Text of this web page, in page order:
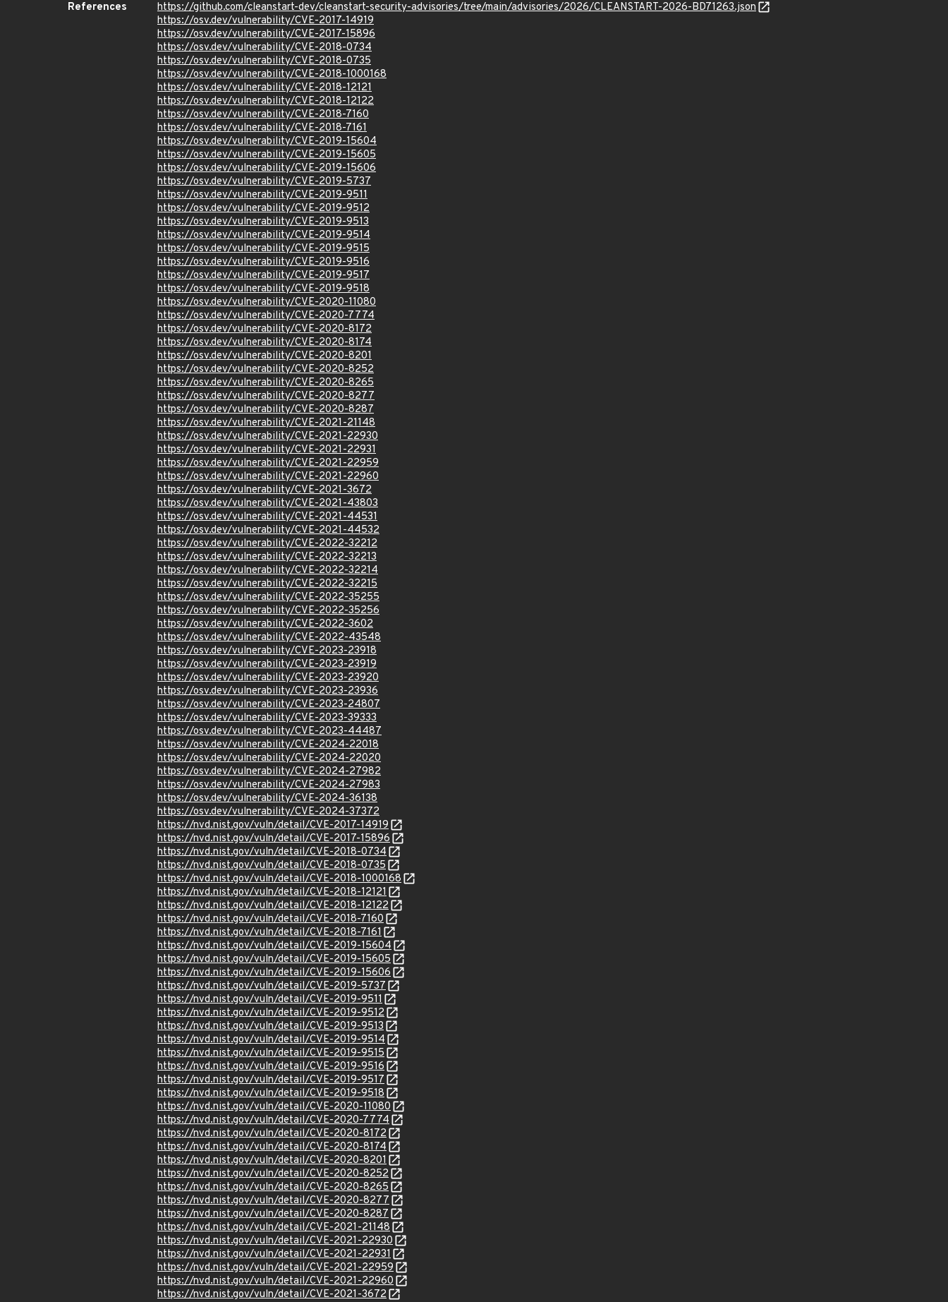
References
https://github.com/cleanstart-dev/cleanstart-security-advisories/tree/main/advisories/2026/CLEANSTART-2026-BD71263.json
https://osv.dev/vulnerability/CVE-2017-14919
https://osv.dev/vulnerability/CVE-2017-15896
https://osv.dev/vulnerability/CVE-2018-0734
https://osv.dev/vulnerability/CVE-2018-0735
https://osv.dev/vulnerability/CVE-2018-1000168
https://osv.dev/vulnerability/CVE-2018-12121
https://osv.dev/vulnerability/CVE-2018-12122
https://osv.dev/vulnerability/CVE-2018-7160
https://osv.dev/vulnerability/CVE-2018-7161
https://osv.dev/vulnerability/CVE-2019-15604
https://osv.dev/vulnerability/CVE-2019-15605
https://osv.dev/vulnerability/CVE-2019-15606
https://osv.dev/vulnerability/CVE-2019-5737
https://osv.dev/vulnerability/CVE-2019-9511
https://osv.dev/vulnerability/CVE-2019-9512
https://osv.dev/vulnerability/CVE-2019-9513
https://osv.dev/vulnerability/CVE-2019-9514
https://osv.dev/vulnerability/CVE-2019-9515
https://osv.dev/vulnerability/CVE-2019-9516
https://osv.dev/vulnerability/CVE-2019-9517
https://osv.dev/vulnerability/CVE-2019-9518
https://osv.dev/vulnerability/CVE-2020-11080
https://osv.dev/vulnerability/CVE-2020-7774
https://osv.dev/vulnerability/CVE-2020-8172
https://osv.dev/vulnerability/CVE-2020-8174
https://osv.dev/vulnerability/CVE-2020-8201
https://osv.dev/vulnerability/CVE-2020-8252
https://osv.dev/vulnerability/CVE-2020-8265
https://osv.dev/vulnerability/CVE-2020-8277
https://osv.dev/vulnerability/CVE-2020-8287
https://osv.dev/vulnerability/CVE-2021-21148
https://osv.dev/vulnerability/CVE-2021-22930
https://osv.dev/vulnerability/CVE-2021-22931
https://osv.dev/vulnerability/CVE-2021-22959
https://osv.dev/vulnerability/CVE-2021-22960
https://osv.dev/vulnerability/CVE-2021-3672
https://osv.dev/vulnerability/CVE-2021-43803
https://osv.dev/vulnerability/CVE-2021-44531
https://osv.dev/vulnerability/CVE-2021-44532
https://osv.dev/vulnerability/CVE-2022-32212
https://osv.dev/vulnerability/CVE-2022-32213
https://osv.dev/vulnerability/CVE-2022-32214
https://osv.dev/vulnerability/CVE-2022-32215
https://osv.dev/vulnerability/CVE-2022-35255
https://osv.dev/vulnerability/CVE-2022-35256
https://osv.dev/vulnerability/CVE-2022-3602
https://osv.dev/vulnerability/CVE-2022-43548
https://osv.dev/vulnerability/CVE-2023-23918
https://osv.dev/vulnerability/CVE-2023-23919
https://osv.dev/vulnerability/CVE-2023-23920
https://osv.dev/vulnerability/CVE-2023-23936
https://osv.dev/vulnerability/CVE-2023-24807
https://osv.dev/vulnerability/CVE-2023-39333
https://osv.dev/vulnerability/CVE-2023-44487
https://osv.dev/vulnerability/CVE-2024-22018
https://osv.dev/vulnerability/CVE-2024-22020
https://osv.dev/vulnerability/CVE-2024-27982
https://osv.dev/vulnerability/CVE-2024-27983
https://osv.dev/vulnerability/CVE-2024-36138
https://osv.dev/vulnerability/CVE-2024-37372
https://nvd.nist.gov/vuln/detail/CVE-2017-14919
https://nvd.nist.gov/vuln/detail/CVE-2017-15896
https://nvd.nist.gov/vuln/detail/CVE-2018-0734
https://nvd.nist.gov/vuln/detail/CVE-2018-0735
https://nvd.nist.gov/vuln/detail/CVE-2018-1000168
https://nvd.nist.gov/vuln/detail/CVE-2018-12121
https://nvd.nist.gov/vuln/detail/CVE-2018-12122
https://nvd.nist.gov/vuln/detail/CVE-2018-7160
https://nvd.nist.gov/vuln/detail/CVE-2018-7161
https://nvd.nist.gov/vuln/detail/CVE-2019-15604
https://nvd.nist.gov/vuln/detail/CVE-2019-15605
https://nvd.nist.gov/vuln/detail/CVE-2019-15606
https://nvd.nist.gov/vuln/detail/CVE-2019-5737
https://nvd.nist.gov/vuln/detail/CVE-2019-9511
https://nvd.nist.gov/vuln/detail/CVE-2019-9512
https://nvd.nist.gov/vuln/detail/CVE-2019-9513
https://nvd.nist.gov/vuln/detail/CVE-2019-9514
https://nvd.nist.gov/vuln/detail/CVE-2019-9515
https://nvd.nist.gov/vuln/detail/CVE-2019-9516
https://nvd.nist.gov/vuln/detail/CVE-2019-9517
https://nvd.nist.gov/vuln/detail/CVE-2019-9518
https://nvd.nist.gov/vuln/detail/CVE-2020-11080
https://nvd.nist.gov/vuln/detail/CVE-2020-7774
https://nvd.nist.gov/vuln/detail/CVE-2020-8172
https://nvd.nist.gov/vuln/detail/CVE-2020-8174
https://nvd.nist.gov/vuln/detail/CVE-2020-8201
https://nvd.nist.gov/vuln/detail/CVE-2020-8252
https://nvd.nist.gov/vuln/detail/CVE-2020-8265
https://nvd.nist.gov/vuln/detail/CVE-2020-8277
https://nvd.nist.gov/vuln/detail/CVE-2020-8287
https://nvd.nist.gov/vuln/detail/CVE-2021-21148
https://nvd.nist.gov/vuln/detail/CVE-2021-22930
https://nvd.nist.gov/vuln/detail/CVE-2021-22931
https://nvd.nist.gov/vuln/detail/CVE-2021-22959
https://nvd.nist.gov/vuln/detail/CVE-2021-22960
https://nvd.nist.gov/vuln/detail/CVE-2021-3672